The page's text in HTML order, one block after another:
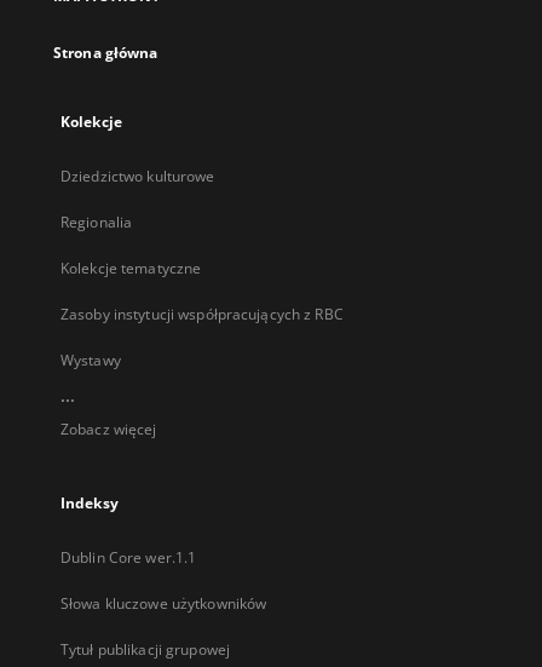
Strona główna
Kolekcje
Dziedzictwo kulturowe
Regionalia
Kolekcje tematyczne
Zasoby instytucji współpracujących z RBC
Wystawy
...
Zobacz więcej
Indeksy
Dublin Core wer.1.1
Słowa kluczowe użytkowników
Tytuł publikacji grupowej